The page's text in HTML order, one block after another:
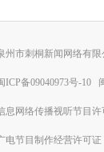
州市刺桐新闻网络有
ICP备09040973号-10
息网络传播视听节目许
电节目制作经营许可证